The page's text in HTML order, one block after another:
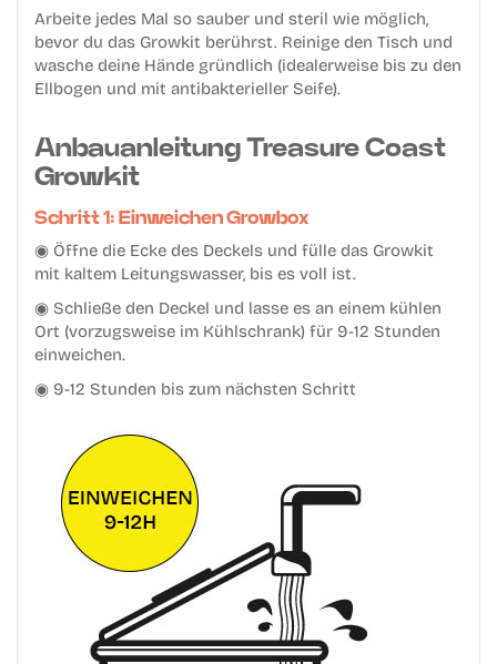
Arbeite jedes Mal so sauber und steril wie möglich,
bevor du das Growkit berührst. Reinige den Tisch und
wasche deine Hände gründlich (idealerweise bis zu den
Ellbogen und mit antibakterieller Seife).
Anbauanleitung Treasure Coast
Growkit
Schritt 1: Einweichen Growbox
◉ Öffne die Ecke des Deckels und fülle das Growkit
mit kaltem Leitungswasser, bis es voll ist.
◉ Schließe den Deckel und lasse es an einem kühlen
Ort (vorzugsweise im Kühlschrank) für 9-12 Stunden
einweichen.
◉ 9-12 Stunden bis zum nächsten Schritt